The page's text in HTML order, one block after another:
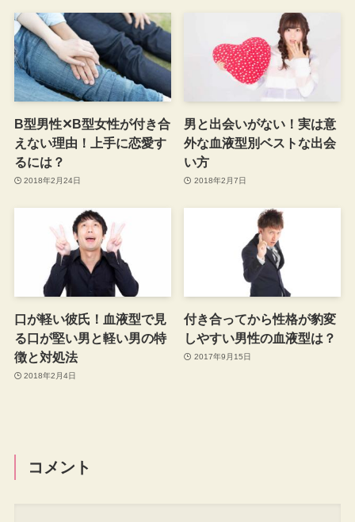
B型男性✕B型女性が付き合
えない理由！上手に恋愛す
るには？
2018年2月24日
男と出会いがない！実は意
外な血液型別ベストな出会
い方
2018年2月7日
口が軽い彼氏！血液型で見
る口が堅い男と軽い男の特
徴と対処法
2018年2月4日
付き合ってから性格が豹変
しやすい男性の血液型は？
2017年9月15日
コメント